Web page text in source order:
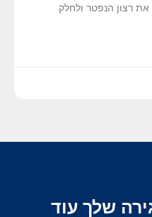
את רצון הנפטר ולחלק
שלך עוד